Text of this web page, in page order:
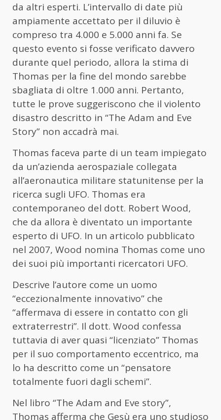
da altri esperti. L’intervallo di date più
ampiamente accettato per il diluvio è
compreso tra 4.000 e 5.000 anni fa. Se
questo evento si fosse verificato davvero
durante quel periodo, allora la stima di
Thomas per la fine del mondo sarebbe
sbagliata di oltre 1.000 anni. Pertanto,
tutte le prove suggeriscono che il violento
disastro descritto in “The Adam and Eve
Story” non accadrà mai.
Thomas faceva parte di un team impiegato
da un’azienda aerospaziale collegata
all’aeronautica militare statunitense per la
ricerca sugli UFO. Thomas era
contemporaneo del dott. Robert Wood,
che da allora è diventato un importante
esperto di UFO. In un articolo pubblicato
nel 2007, Wood nomina Thomas come uno
dei suoi più importanti ricercatori UFO.
Descrive l’autore come un uomo
“eccezionalmente innovativo” che
“affermava di essere in contatto con gli
extraterrestri”. Il dott. Wood confessa
tuttavia di aver quasi “licenziato” Thomas
per il suo comportamento eccentrico, ma
lo ha descritto come un “pensatore
totalmente fuori dagli schemi”.
Nel libro “The Adam and Eve story”,
Thomas afferma che Gesù era uno studioso